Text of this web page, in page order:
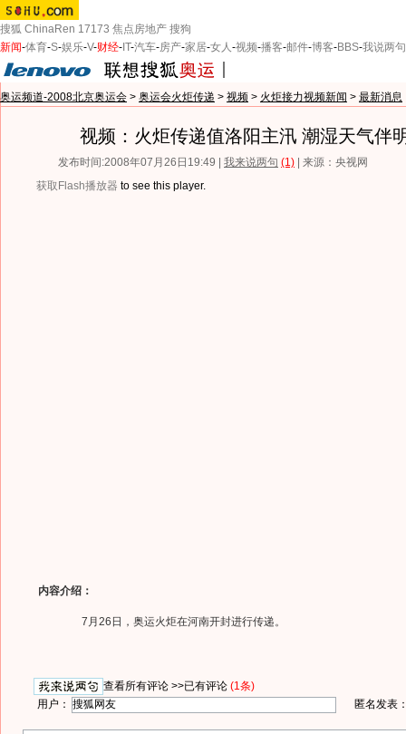
搜狐 ChinaRen 17173 焦点房地产 搜狗
新闻-体育-S-娱乐-V-财经- IT-汽车-房产-家居-女人-视频-播客-邮件-博客-BBS-我说两句
奥运频道-2008北京奥运会 > 奥运会火炬传递 > 视频 > 火炬接力视频新闻 > 最新消息
视频：火炬传递值洛阳主汛 潮湿天气伴
发布时间:2008年07月26日19:49 | 我来说两句 (1) | 来源：央视网
获取Flash播放器 to see this player.
内容介绍：
7月26日，奥运火炬在河南开封进行传递。
查看所有评论 >>已有评论 (1条)
用户：
匿名发表